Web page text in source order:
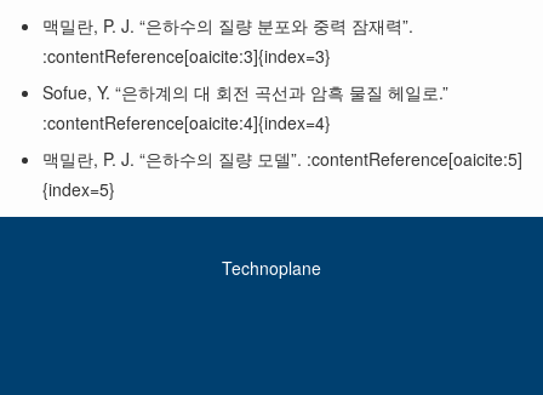
맥밀란, P. J. “은하수의 질량 분포와 중력 잠재력”.
:contentReference[oaicite:3]{index=3}
Sofue, Y. “은하계의 대 회전 곡선과 암흑 물질 헤일로.”
:contentReference[oaicite:4]{index=4}
맥밀란, P. J. “은하수의 질량 모델”. :contentReference[oaicite:5]
{index=5}
Technoplane